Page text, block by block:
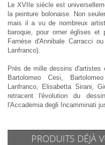
Le XVIIe siècle est
la peinture bolonaise. Non
mais il a vu de nombreux
baroque, pour orner églises
Farnèse d'Annibale Carracci
Lanfranco).
Près de mille dessins d'artistes
Bartolomeo Cesi,
Lanfranco, Elisabetta Sirani,
retracent l'évolution du
l'Accademia degli Incamminati
PRODUITS DÉJÀ